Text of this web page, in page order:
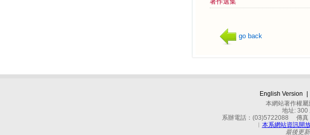
go back
English Version
本網站著作權
地址: 300
系辦電話：(03)5722088 傳
︱ 本系網站資訊開
最後更